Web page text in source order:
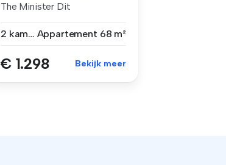
The Minister Dit
2 kamers Appartement 68 m²
€ 1.298 Bekijk meer